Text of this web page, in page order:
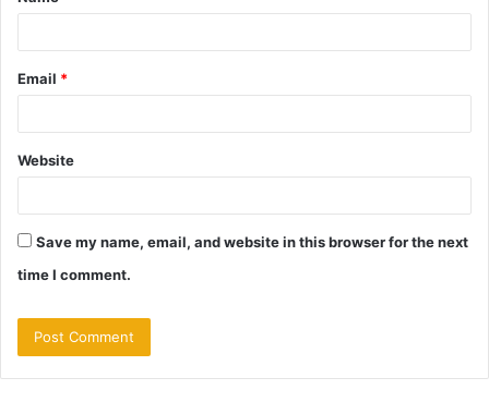
Email *
Website
Save my name, email, and website in this browser for the next
time I comment.